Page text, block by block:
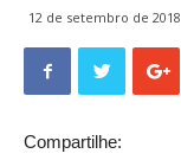
12 de setembro de 2018
Compartilhe: